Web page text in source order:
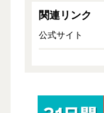
関連リンク
公式サイト